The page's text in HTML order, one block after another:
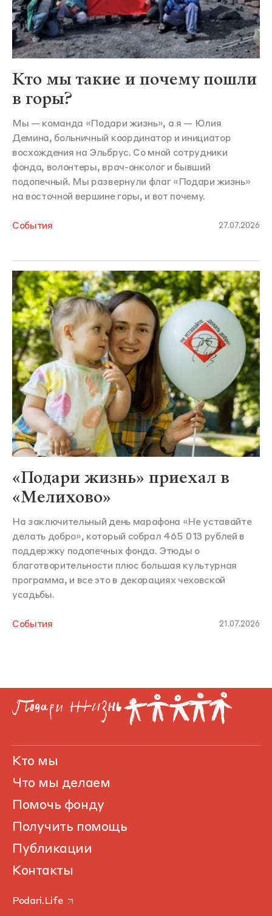
Кто мы такие и почему пошли
в горы?
Мы — команда «Подари жизнь», а я — Юлия
Демина, больничный координатор и инициатор
восхождения на Эльбрус. Со мной сотрудники
фонда, волонтеры, врач-онколог и бывший
подопечный. Мы развернули флаг «Подари жизнь»
на восточной вершине горы, и вот почему.
События 27.07.2026
«Подари жизнь» приехал в
«Мелихово»
На заключительный день марафона «Не уставайте
делать добро», который собрал 465 013 рублей в
поддержку подопечных фонда. Этюды о
благотворительности плюс большая культурная
программа, и все это в декорациях чеховской
усадьбы.
События 21.07.2026
Кто мы
Что мы делаем
Помочь фонду
Получить помощь
Публикации
Контакты
Podari.Life